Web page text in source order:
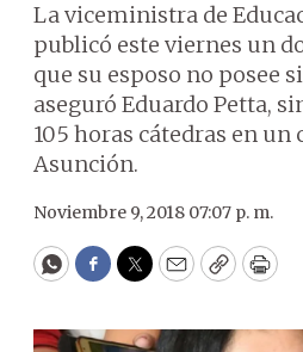
La viceministra de
publicó este viernes un
que su esposo no posee
aseguró Eduardo Petta,
105 horas cátedras en un
Asunción.
Noviembre 9, 2018 07:07 p. m.
WhatsApp
Facebook
Twitter
EmailCopyPrint